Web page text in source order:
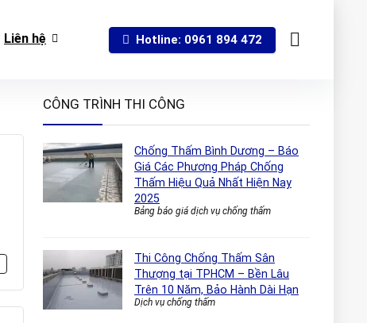
Liên hệ Hotline: 0961 894 472
CÔNG TRÌNH THI CÔNG
Chống Thấm Bình Dương – Báo
Giá Các Phương Pháp Chống
Thấm Hiệu Quả Nhất Hiện Nay
2025
Bảng báo giá dịch vụ chống thấm
Thi Công Chống Thấm Sân
Thượng tại TPHCM – Bền Lâu
Trên 10 Năm, Bảo Hành Dài Hạn
Dịch vụ chống thấm